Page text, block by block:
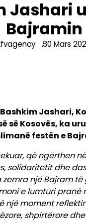
Jashari
Bajramin
30 Mars
Jashari,
së Kosovës, ka
festën e
që ngërthen
solidaritetit dhe
një Bajram të
e lumturi pranë
një moment
shpirtërore